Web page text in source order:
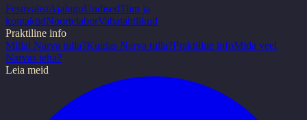
FestivalistAjaluguUudisedTiim ja
kontaktidNoortelaborVabatahtlikud
Praktiline info
Millal Narva tulla?Kuidas Narva tulla?Praktiline infoMida veel
Narvas teha?
Leia meid